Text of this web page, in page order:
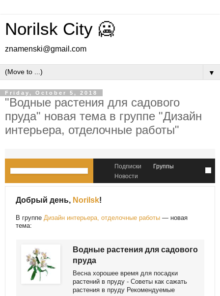
Norilsk City 🥶
znamenski@gmail.com
▼
Friday, October 5, 2018
"Водные растения для садового
пруда" новая тема в группе "Дизайн
интерьера, отделочные работы"
Подписки
Группы
Новости
Добрый день, Norilsk!
В группе Дизайн интерьера, отделочные работы — новая
тема:
Водные растения для садового
пруда
Весна хорошее время для посадки
растений в пруду - Советы как сажать
растения в пруду Рекомендуемые